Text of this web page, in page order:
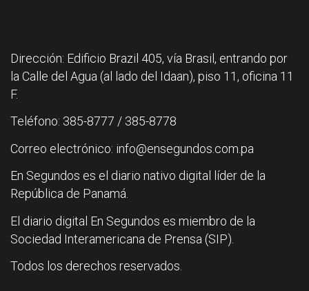
Dirección: Edificio Brazil 405, vía Brasil, entrando por
la Calle del Agua (al lado del Idaan), piso 11, oficina 11
F.
Teléfono: 385-8777 / 385-8778
Correo electrónico: info@ensegundos.com.pa
En Segundos es el diario nativo digital líder de la
República de Panamá.
El diario digital En Segundos es miembro de la
Sociedad Interamericana de Prensa (SIP).
Todos los derechos reservados.